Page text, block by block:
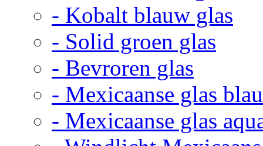
- Kobalt blauw glas
- Solid groen glas
- Bevroren glas
- Mexicaanse glas
- Mexicaanse glas